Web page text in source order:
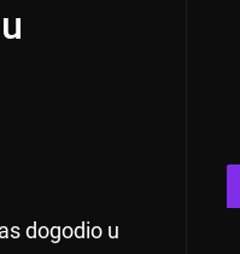
dogodio u